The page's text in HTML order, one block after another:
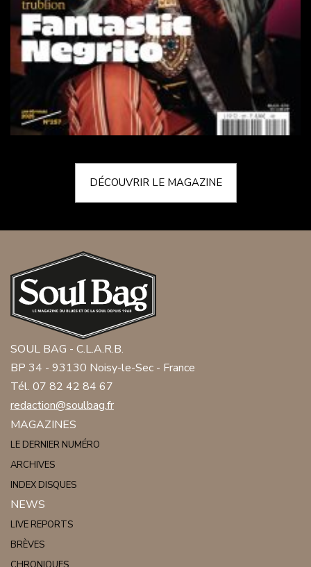
DÉCOUVRIR LE MAGAZINE
SOUL BAG - C.L.A.R.B.
BP 34 - 93130 Noisy-le-Sec - France
Tél. 07 82 42 84 67
redaction@soulbag.fr
MAGAZINES
LE DERNIER NUMÉRO
ARCHIVES
INDEX DISQUES
NEWS
LIVE REPORTS
BRÈVES